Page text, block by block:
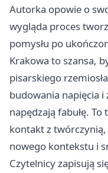
Autorka opowie o
wygląda proces
pomysłu po
Krakowa to szansa,
pisarskiego
budowania napięcia
napędzają fabułę.
kontakt z
nowego kontekstu i
Czytelnicy zapisują